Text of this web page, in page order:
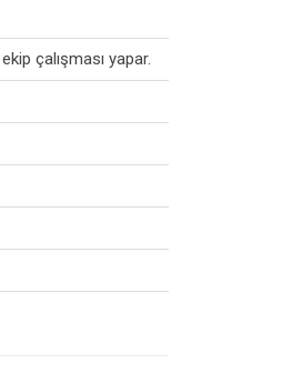
çalışması yapar.